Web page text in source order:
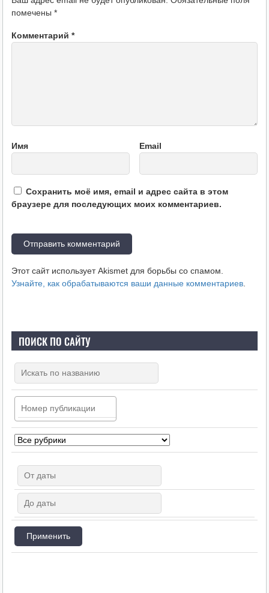
помечены *
Комментарий *
Имя Email
Сохранить моё имя, email и адрес сайта в этом
браузере для последующих моих комментариев.
Этот сайт использует Akismet для борьбы со спамом.
Узнайте, как обрабатываются ваши данные комментариев.
ПОИСК ПО САЙТУ